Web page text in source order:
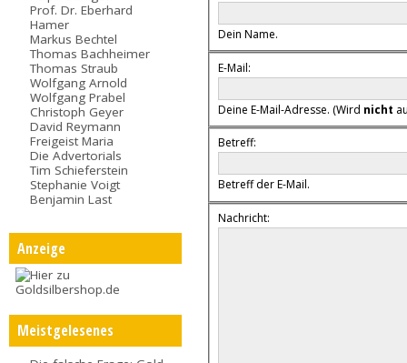
Prof. Dr. Eberhard
Hamer
Markus Bechtel
Thomas Bachheimer
Thomas Straub
Wolfgang Arnold
Wolfgang Prabel
Christoph Geyer
David Reymann
Freigeist Maria
Die Advertorials
Tim Schieferstein
Stephanie Voigt
Benjamin Last
Anzeige
Meistgelesenes
Dein Name.
E-Mail:
Deine E-Mail-Adresse. (Wird nicht
Betreff:
Betreff der E-Mail.
Nachricht: